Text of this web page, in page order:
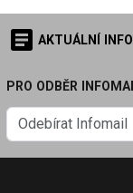
AKTUÁLNÍ
PRO ODBĚR